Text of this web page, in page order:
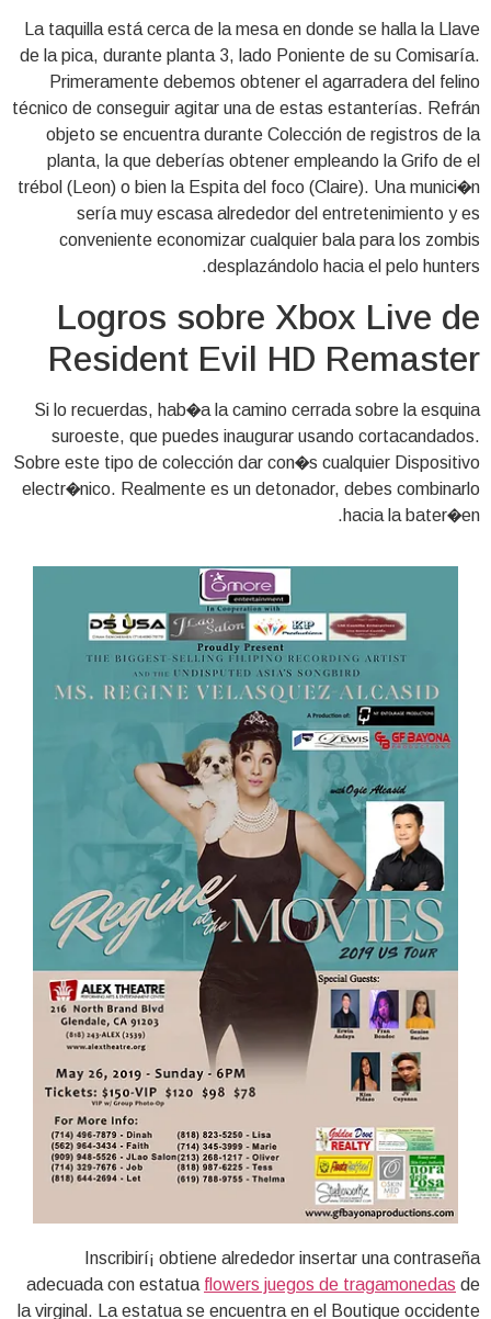
La taquilla está cerca de la mesa en donde se halla la Llave
de la pica, durante planta 3, lado Poniente de su Comisaría.
Primeramente debemos obtener el agarradera del felino
técnico de conseguir agitar una de estas estanterías. Refrán
objeto se encuentra durante Colección de registros de la
planta, la que deberías obtener empleando la Grifo de el
trébol (Leon) o bien la Espita del foco (Claire). Una munici�n
serí­a muy escasa alrededor del entretenimiento y es
conveniente economizar cualquier bala para los zombis
desplazándolo hacia el pelo hunters.
Logros sobre Xbox Live de
Resident Evil HD Remaster
Si lo recuerdas, hab�a la camino cerrada sobre la esquina
suroeste, que puedes inaugurar usando cortacandados.
Sobre este tipo de colección dar con�s cualquier Dispositivo
electr�nico. Realmente es un detonador, debes combinarlo
hacia la bater�en.
Inscribirí¡ obtiene alrededor insertar una contraseña
adecuada con estatua flowers juegos de tragamonedas de
la virginal. La estatua se encuentra en el Boutique occidente